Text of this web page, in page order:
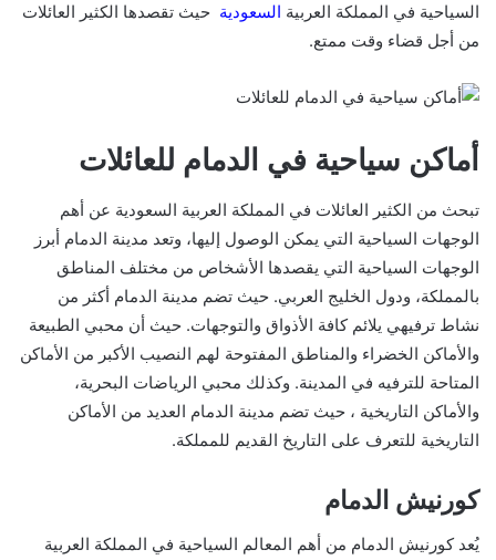
السياحية في المملكة العربية السعودية حيث تقصدها الكثير العائلات
من أجل قضاء وقت ممتع.
أماكن سياحية في الدمام للعائلات
تبحث من الكثير العائلات في المملكة العربية السعودية عن أهم
الوجهات السياحية التي يمكن الوصول إليها، وتعد مدينة الدمام أبرز
الوجهات السياحية التي يقصدها الأشخاص من مختلف المناطق
بالمملكة، ودول الخليج العربي. حيث تضم مدينة الدمام أكثر من
نشاط ترفيهي يلائم كافة الأذواق والتوجهات. حيث أن محبي الطبيعة
والأماكن الخضراء والمناطق المفتوحة لهم النصيب الأكبر من الأماكن
المتاحة للترفيه في المدينة. وكذلك محبي الرياضات البحرية،
والأماكن التاريخية ، حيث تضم مدينة الدمام العديد من الأماكن
التاريخية للتعرف على التاريخ القديم للمملكة.
كورنيش الدمام
يُعد كورنيش الدمام من أهم المعالم السياحية في المملكة العربية